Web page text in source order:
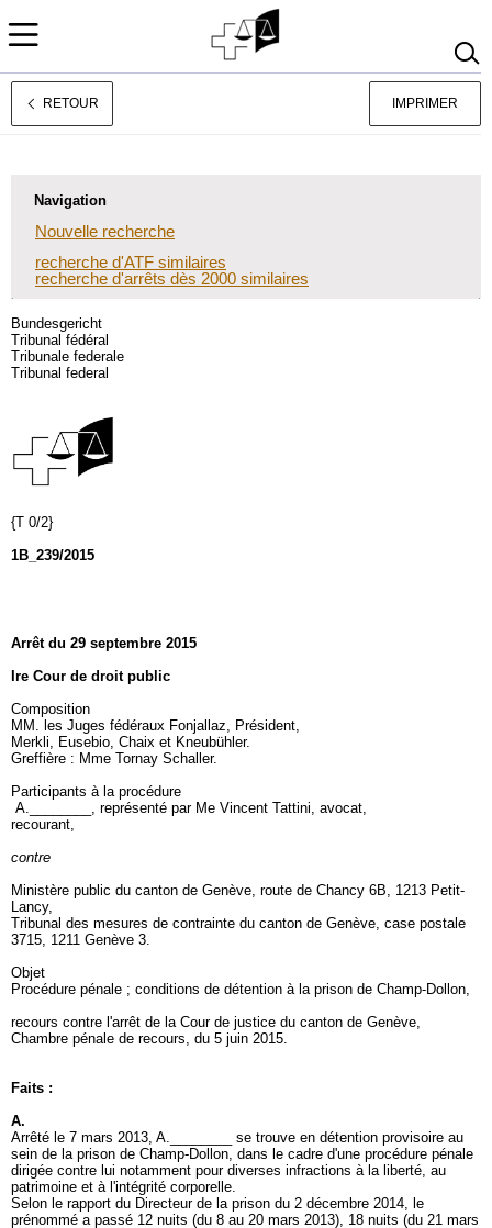
Deutsch
RETOUR IMPRIMER
Navigation
Nouvelle recherche
recherche d'ATF similaires
recherche d'arrêts dès 2000 similaires
Bundesgericht
Tribunal fédéral
Tribunale federale
Tribunal federal
{T 0/2}
1B_239/2015
Arrêt du 29 septembre 2015
Ire Cour de droit public
Composition
MM. les Juges fédéraux Fonjallaz, Président,
Merkli, Eusebio, Chaix et Kneubühler.
Greffière : Mme Tornay Schaller.
Participants à la procédure
A.________, représenté par Me Vincent Tattini, avocat,
recourant,
contre
Ministère public du canton de Genève, route de Chancy 6B, 1213 Petit-
Lancy,
Tribunal des mesures de contrainte du canton de Genève, case postale
3715, 1211 Genève 3.
Objet
Procédure pénale ; conditions de détention à la prison de Champ-Dollon,
recours contre l'arrêt de la Cour de justice du canton de Genève,
Chambre pénale de recours, du 5 juin 2015.
Faits :
A.
Arrêté le 7 mars 2013, A.________ se trouve en détention provisoire au
sein de la prison de Champ-Dollon, dans le cadre d'une procédure pénale
dirigée contre lui notamment pour diverses infractions à la liberté, au
patrimoine et à l'intégrité corporelle.
Selon le rapport du Directeur de la prison du 2 décembre 2014, le
prénommé a passé 12 nuits (du 8 au 20 mars 2013), 18 nuits (du 21 mars